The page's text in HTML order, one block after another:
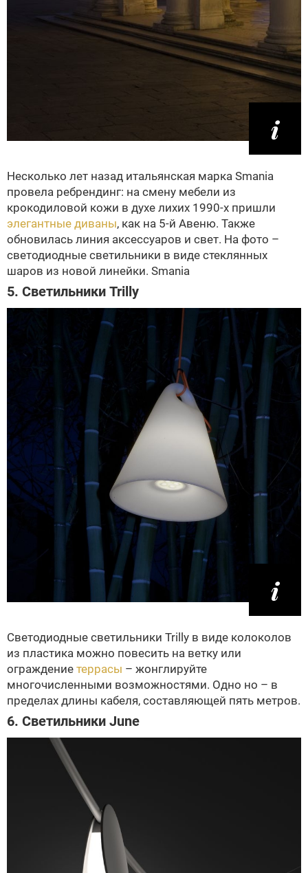
Несколько лет назад итальянская марка Smania
провела ребрендинг: на смену мебели из
крокодиловой кожи в духе лихих 1990-х пришли
элегантные диваны, как на 5-й Авеню. Также
обновилась линия аксессуаров и свет. На фото –
светодиодные светильники в виде стеклянных
шаров из новой линейки. Smania
5. Светильники Trilly
Светодиодные светильники Trilly в виде колоколов
из пластика можно повесить на ветку или
ограждение террасы – жонглируйте
многочисленными возможностями. Одно но – в
пределах длины кабеля, составляющей пять метров.
6. Светильники June